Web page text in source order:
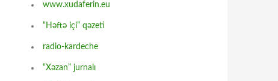
www.xudaferin.eu
“Həftə içi” qəzeti
radio-kardeche
“Xəzan” jurnalı